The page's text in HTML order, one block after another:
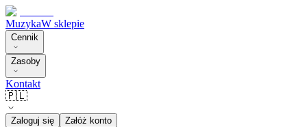
MuzykaW sklepie
Cennik
Zasoby
Kontakt
🇵🇱
Zaloguj się Załóż konto